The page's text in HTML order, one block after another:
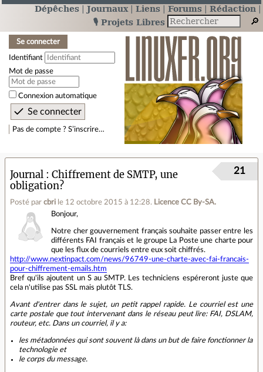
Dépêches Journaux Liens Forums
Rédaction
🎙️ Projets Libres
Se connecter
Identifiant
Mot de passe
Connexion automatique
Pas de compte ? S’inscrire…
Journal
Chiffrement de SMTP, une
obligation?
Posté par cbri le 12 octobre 2015 à 12:28. Licence CC By‑SA.
21
Bonjour,
Notre cher gouvernement français souhaite passer entre les
différents FAI français et le groupe La Poste une charte pour
que les flux de courriels entre eux soit chiffrés.
http://www.nextinpact.com/news/96749-une-charte-avec-fai-francais-
pour-chiffrement-emails.htm
Bref qu'ils ajoutent un S au SMTP. Les techniciens espéreront juste que
cela n'utilise pas SSL mais plutôt TLS.
Avant d'entrer dans le sujet, un petit rappel rapide. Le courriel est une
carte postale que tout intervenant dans le réseau peut lire: FAI, DSLAM,
routeur, etc. Dans un courriel, il y a:
les métadonnées qui sont souvent là dans un but de faire fonctionner la
technologie et
le corps du message.